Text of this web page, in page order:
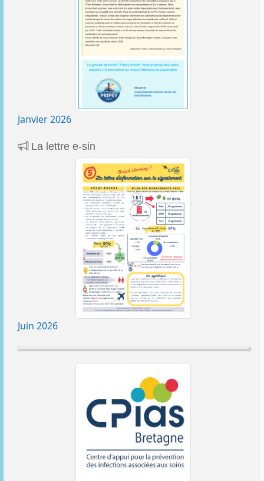
Janvier 2026
La lettre e-sin
Juin 2026